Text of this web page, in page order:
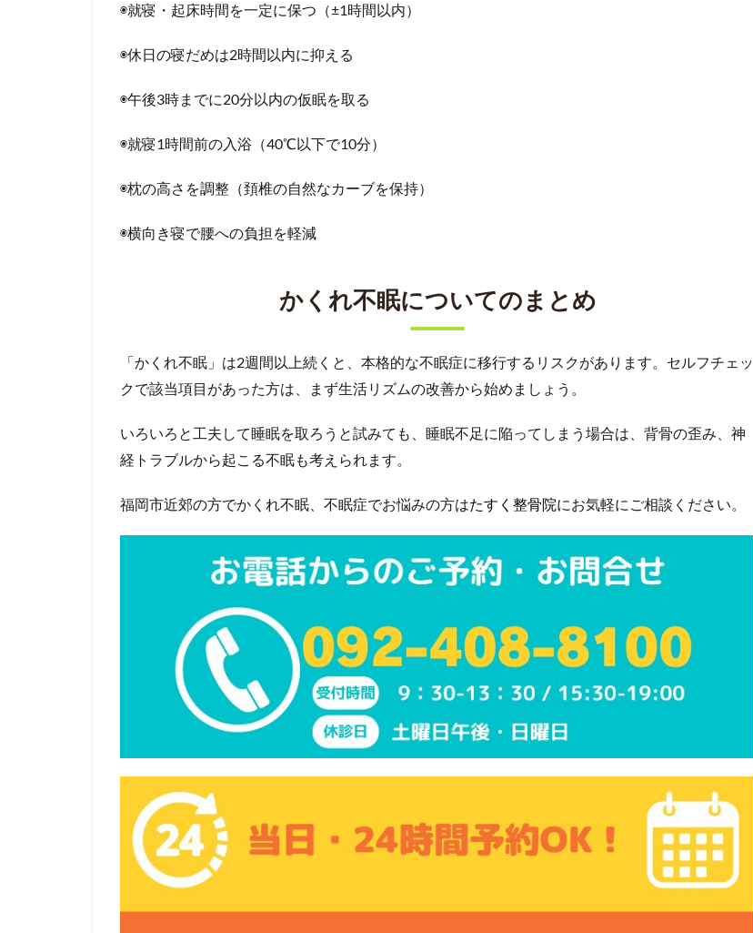
◉就寝・起床時間を一定に保つ（±1時間以内）
◉休日の寝だめは2時間以内に抑える
◉午後3時までに20分以内の仮眠を取る
◉就寝1時間前の入浴（40℃以下で10分）
◉枕の高さを調整（頚椎の自然なカーブを保持）
◉横向き寝で腰への負担を軽減
かくれ不眠についてのまとめ
「かくれ不眠」は2週間以上続くと、本格的な不眠症に移行するリスクがあります。セルフチェッ
クで該当項目があった方は、まず生活リズムの改善から始めましょう。
いろいろと工夫して睡眠を取ろうと試みても、睡眠不足に陥ってしまう場合は、背骨の歪み、神
経トラブルから起こる不眠も考えられます。
福岡市近郊の方でかくれ不眠、不眠症でお悩みの方はたすく整骨院にお気軽にご相談ください。